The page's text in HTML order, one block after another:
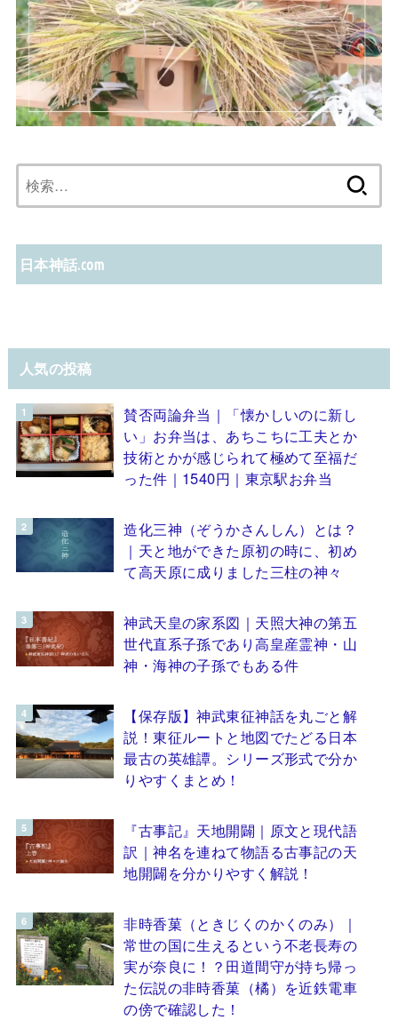
索:
日本神話.com
人気の投稿
賛否両論弁当｜「懐かしいのに新し
い」お弁当は、あちこちに工夫とか
技術とかが感じられて極めて至福だ
った件｜1540円｜東京駅お弁当
造化三神（ぞうかさんしん）とは？
｜天と地ができた原初の時に、初め
て高天原に成りました三柱の神々
神武天皇の家系図｜天照大神の第五
世代直系子孫であり高皇産霊神・山
神・海神の子孫でもある件
【保存版】神武東征神話を丸ごと解
説！東征ルートと地図でたどる日本
最古の英雄譚。シリーズ形式で分か
りやすくまとめ！
『古事記』天地開闢｜原文と現代語
訳｜神名を連ねて物語る古事記の天
地開闢を分かりやすく解説！
非時香菓（ときじくのかくのみ）｜
常世の国に生えるという不老長寿の
実が奈良に！？田道間守が持ち帰っ
た伝説の非時香菓（橘）を近鉄電車
の傍で確認した！